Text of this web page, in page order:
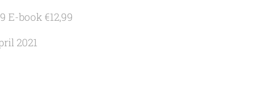
E-book €12,99
2021